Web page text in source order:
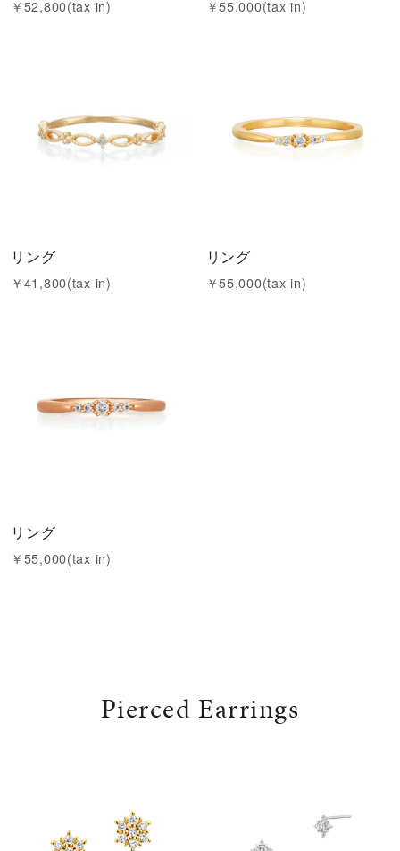
￥52,800(tax in) ￥55,000(tax in)
リング
￥41,800(tax in)
リング
￥55,000(tax in)
リング
￥55,000(tax in)
Pierced Earrings